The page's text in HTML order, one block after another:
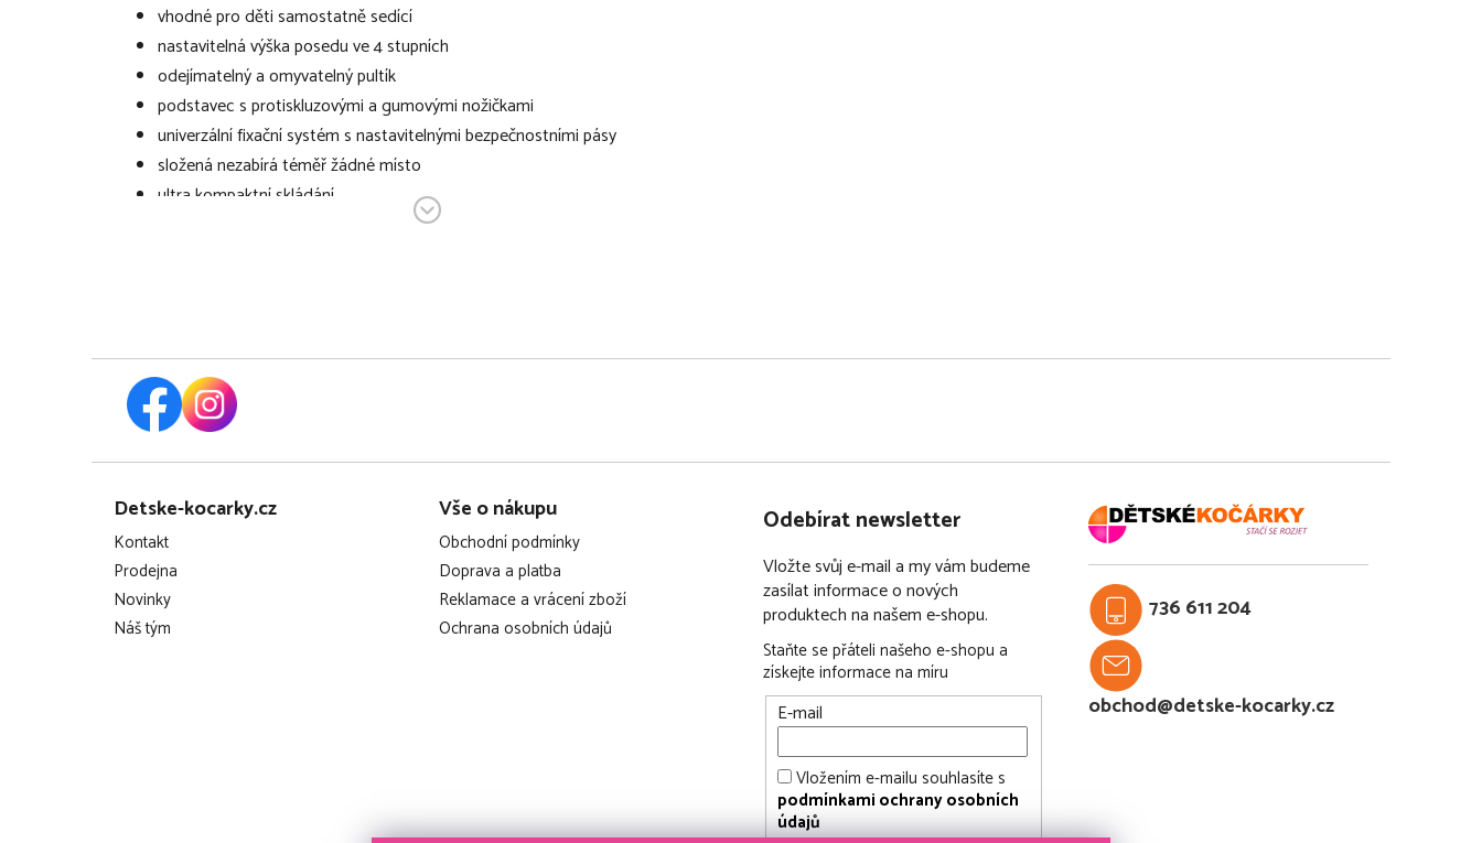
vhodné pro děti samostatně sedící
nastavitelná výška posedu ve 4 stupních
odejímatelný a omyvatelný pultík
podstavec s protiskluzovými a gumovými nožičkami
univerzální fixační systém s nastavitelnými bezpečnostními pásy
složená nezabírá téměř žádné místo
ultra kompaktní skládání
lze ji přenášet v tašce, která je součástí
hmotnost: 1,8 kg
Detske-kocarky.cz
Kontakt
Prodejna
Novinky
Náš tým
Vše o nákupu
Obchodní podmínky
Doprava a platba
Reklamace a vrácení zboží
Ochrana osobních údajů
Odebírat newsletter
Vložte svůj e-mail a my vám budeme
zasílat informace o nových
produktech na našem e-shopu.
Staňte se přáteli našeho e-shopu a
získejte informace na míru
E-mail
Vložením e-mailu souhlasíte s
podmínkami ochrany osobních
údajů
736 611 204
obchod@detske-kocarky.cz